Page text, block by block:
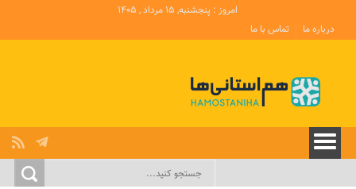
امروز : پنجشنبه, ۱۵ مرداد , ۱۴۰۵
درباره ما
تماس با ما